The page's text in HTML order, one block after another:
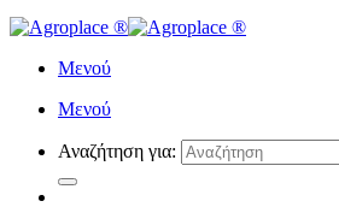
Μενού
Μενού
Αναζήτηση για: